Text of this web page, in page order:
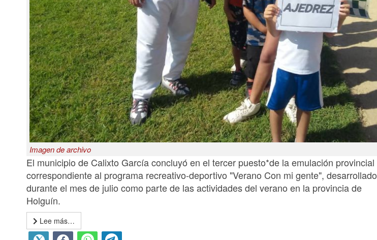
Imagen de archivo
El municipio de Calixto García concluyó en el tercer puesto*de la emulación provincial
correspondiente al programa recreativo-deportivo "Verano Con mi gente", desarrollado
durante el mes de julio como parte de las actividades del verano en la provincia de
Holguín.
Lee más…